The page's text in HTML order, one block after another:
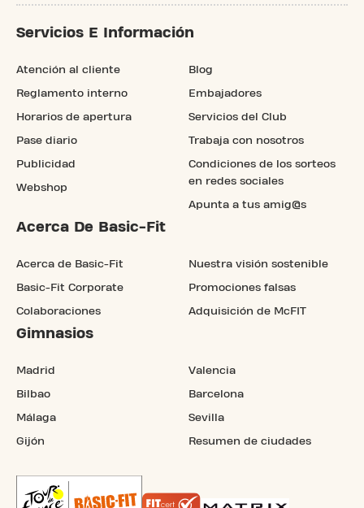
Servicios E Información
Atención al cliente
Reglamento interno
Horarios de apertura
Pase diario
Publicidad
Webshop
Blog
Embajadores
Servicios del Club
Trabaja con nosotros
Condiciones de los sorteos
en redes sociales
Apunta a tus amig@s
Acerca De Basic-Fit
Acerca de Basic-Fit
Basic-Fit Corporate
Colaboraciones
Nuestra visión sostenible
Promociones falsas
Adquisición de McFIT
Gimnasios
Madrid
Bilbao
Málaga
Gijón
Valencia
Barcelona
Sevilla
Resumen de ciudades